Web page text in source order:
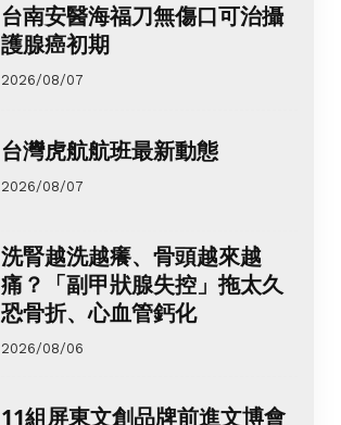
台南安醫海福刀無傷口可治攝
護腺癌初期
2026/08/07
台灣虎航航班最新動態
2026/08/07
洗腎越洗越癢、骨頭越來越
痛？「副甲狀腺失控」拖太久
恐骨折、心血管鈣化
2026/08/06
11組屏東文創品牌前進文博會